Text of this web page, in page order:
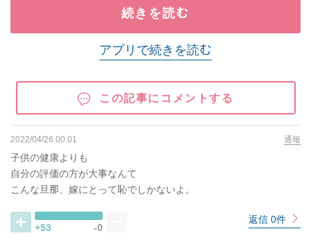
続きを読む
アプリで続きを読む
この記事にコメントする
2022/04/26 00:01 通報
子供の健康よりも
自分の評価の方が大事なんて
こんな旦那、嫁にとって恥でしかないよ。
+53 -0
返信 0件